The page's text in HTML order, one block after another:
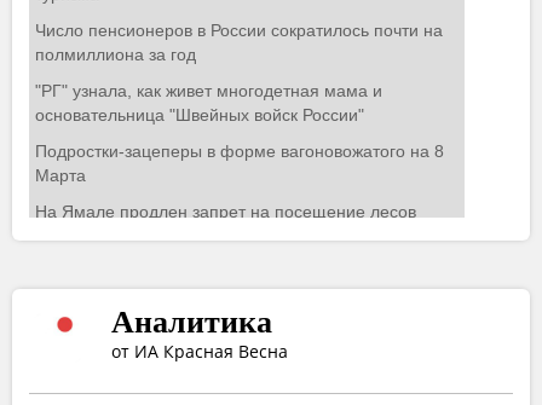
Аналитика
от ИА Красная Весна